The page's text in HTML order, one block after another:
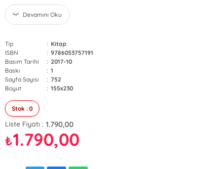
Devamını Oku
Tip : Kitap
ISBN
: 9786053757191
Basım Tarihi
: 2017-10
Baskı
: 1
Sayfa Sayısı
: 752
Boyut
: 155x230
Stok : 0
Liste Fiyatı : 1.790,00
₺1.790,00